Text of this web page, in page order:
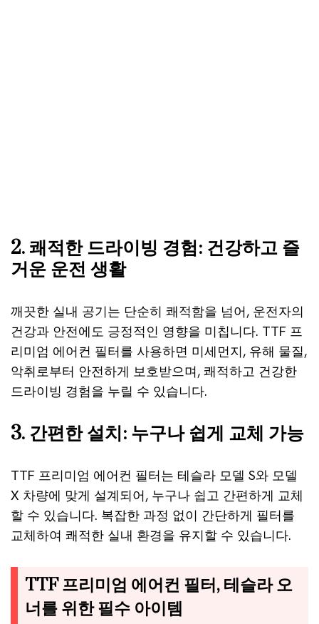
2. 쾌적한 드라이빙 경험: 건강하고 즐
거운 운전 생활
깨끗한 실내 공기는 단순히 쾌적함을 넘어, 운전자의
건강과 안전에도 긍정적인 영향을 미칩니다. TTF 프
리미엄 에어컨 필터를 사용하면 미세먼지, 유해 물질,
악취로부터 안전하게 보호받으며, 쾌적하고 건강한
드라이빙 경험을 누릴 수 있습니다.
3. 간편한 설치: 누구나 쉽게 교체 가능
TTF 프리미엄 에어컨 필터는 테슬라 모델 S와 모델
X 차량에 맞게 설계되어, 누구나 쉽고 간편하게 교체
할 수 있습니다. 복잡한 과정 없이 간단하게 필터를
교체하여 쾌적한 실내 환경을 유지할 수 있습니다.
TTF 프리미엄 에어컨 필터, 테슬라 오
너를 위한 필수 아이템